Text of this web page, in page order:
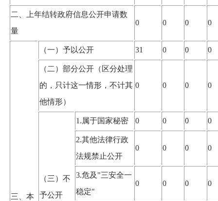
二、上年结转政府信息公开申请数
量
0 0 0 0
三、本
（一）予以公开 31 0 0 0
（二）部分公开（区分处理
的，只计这一情形，不计其
他情形）
0 0 0 0
（三）不
予公开
1.属于国家秘密 0 0 0 0
2.其他法律行政
法规禁止公开
0 0 0 0
3.危及"三安全一
稳定"
0 0 0 0